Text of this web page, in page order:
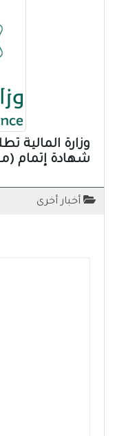
وزارة المالية
شهادة إتمام
أخبار أخرى